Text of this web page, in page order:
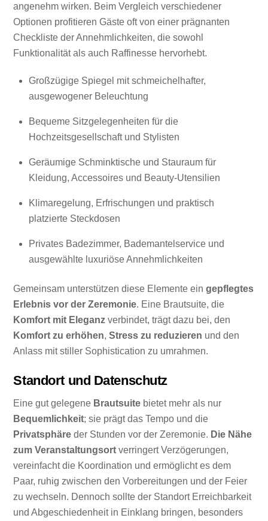
angenehm wirken. Beim Vergleich verschiedener
Optionen profitieren Gäste oft von einer prägnanten
Checkliste der Annehmlichkeiten, die sowohl
Funktionalität als auch Raffinesse hervorhebt.
Großzügige Spiegel mit schmeichelhafter,
ausgewogener Beleuchtung
Bequeme Sitzgelegenheiten für die
Hochzeitsgesellschaft und Stylisten
Geräumige Schminktische und Stauraum für
Kleidung, Accessoires und Beauty-Utensilien
Klimaregelung, Erfrischungen und praktisch
platzierte Steckdosen
Privates Badezimmer, Bademantelservice und
ausgewählte luxuriöse Annehmlichkeiten
Gemeinsam unterstützen diese Elemente eingepflegtes
Erlebnis vor der Zeremonie. Eine Brautsuite, die
Komfort mit Eleganz verbindet, trägt dazu bei, den
Komfort zu erhöhen,Stress zu reduzieren und den
Anlass mit stiller Sophistication zu umrahmen.
Standort und Datenschutz
Eine gut gelegene Brautsuite bietet mehr als nur
Bequemlichkeit; sie prägt das Tempo und die
Privatsphäre der Stunden vor der Zeremonie. Die Nähe
zum Veranstaltungsort verringert Verzögerungen,
vereinfacht die Koordination und ermöglicht es dem
Paar, ruhig zwischen den Vorbereitungen und der Feier
zu wechseln. Dennoch sollte der Standort Erreichbarkeit
und Abgeschiedenheit in Einklang bringen, besonders